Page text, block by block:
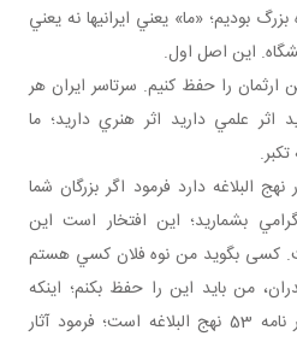
بوديم؛ «ما» يعني ايراني ها نه يعني
. اين اصل اول.
را حفظ کنيم. سرتاسر ايران هر
اثر علمي داريد اثر هنري داريد؛ ما
البلاغه دارد فرمود اگر بزرگان شما
بشماريد؛ اين افتخار است اين
کسی بگويد من نوه فلان کسي هستم
من بايد اين را حفظ بکنم؛ اينکه
_معاذ الله_ تکبر نيست. اين در نامه 53 نهج البلاغه است؛ فرمود آثار